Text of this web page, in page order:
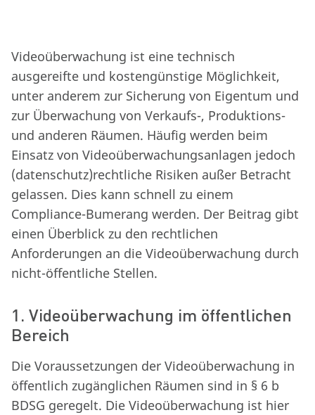
Videoüberwachung ist eine technisch
ausgereifte und kostengünstige Möglichkeit,
unter anderem zur Sicherung von Eigentum und
zur Überwachung von Verkaufs-, Produktions-
und anderen Räumen. Häufig werden beim
Einsatz von Videoüberwachungsanlagen jedoch
(datenschutz)rechtliche Risiken außer Betracht
gelassen. Dies kann schnell zu einem
Compliance-Bumerang werden. Der Beitrag gibt
einen Überblick zu den rechtlichen
Anforderungen an die Videoüberwachung durch
nicht-öffentliche Stellen.
1. Videoüberwachung im öffentlichen
Bereich
Die Voraussetzungen der Videoüberwachung in
öffentlich zugänglichen Räumen sind in § 6 b
BDSG geregelt. Die Videoüberwachung ist hier